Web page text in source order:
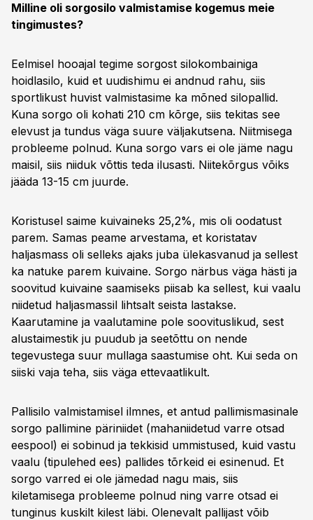
Milline oli sorgosilo valmistamise kogemus meie
tingimustes?
Eelmisel hooajal tegime sorgost silokombainiga
hoidlasilo, kuid et uudishimu ei andnud rahu, siis
sportlikust huvist valmistasime ka mõned silopallid.
Kuna sorgo oli kohati 210 cm kõrge, siis tekitas see
elevust ja tundus väga suure väljakutsena. Niitmisega
probleeme polnud. Kuna sorgo vars ei ole jäme nagu
maisil, siis niiduk võttis teda ilusasti. Niitekõrgus võiks
jääda 13-15 cm juurde.
Koristusel saime kuivaineks 25,2%, mis oli oodatust
parem. Samas peame arvestama, et koristatav
haljasmass oli selleks ajaks juba ülekasvanud ja sellest
ka natuke parem kuivaine. Sorgo närbus väga hästi ja
soovitud kuivaine saamiseks piisab ka sellest, kui vaalu
niidetud haljasmassil lihtsalt seista lastakse.
Kaarutamine ja vaalutamine pole soovituslikud, sest
alustaimestik ju puudub ja seetõttu on nende
tegevustega suur mullaga saastumise oht. Kui seda on
siiski vaja teha, siis väga ettevaatlikult.
Pallisilo valmistamisel ilmnes, et antud pallimismasinale
sorgo pallimine päriniidet (mahaniidetud varre otsad
eespool) ei sobinud ja tekkisid ummistused, kuid vastu
vaalu (tipulehed ees) pallides tõrkeid ei esinenud. Et
sorgo varred ei ole jämedad nagu mais, siis
kiletamisega probleeme polnud ning varre otsad ei
tunginus kuskilt kilest läbi. Olenevalt pallijast võib